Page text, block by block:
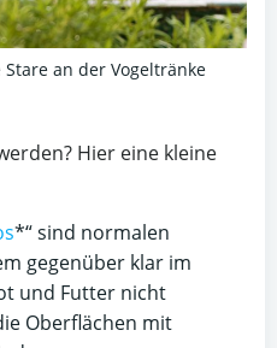
an der Vogeltränke
Hier eine kleine
*“ sind normalen
gegenüber klar im
und Futter nicht
Oberflächen mit